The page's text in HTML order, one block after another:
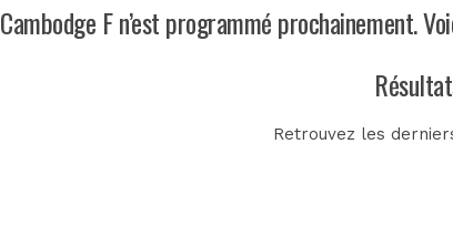
F n’est programmé prochainement.
Retrouvez les